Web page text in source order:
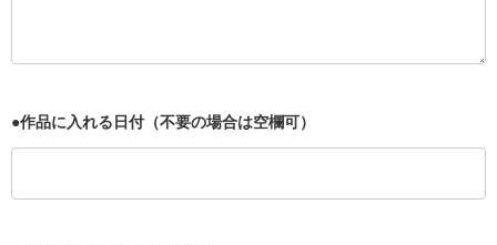
●作品に入れる日付（不要の場合は空欄可）